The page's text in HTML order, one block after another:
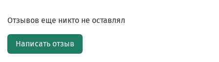
Отзывов еще никто не оставлял
Написать отзыв